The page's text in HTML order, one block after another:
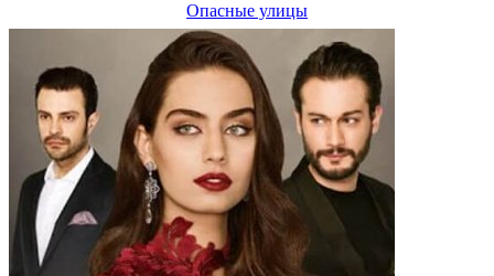
Опасные улицы